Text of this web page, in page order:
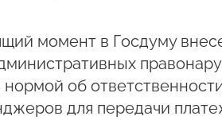
момент в Госдуму
об
для передачи